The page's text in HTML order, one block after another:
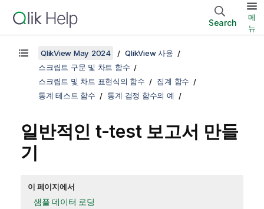
Search
메
뉴
QlikView May 2024
QlikView 사용
스크립트 구문 및 차트 함수
스크립트 및 차트 표현식의 함수
집계 함수
통계 테스트 함수
통계 검정 함수의 예
일반적인 t-test보고서 만들
기
이 페이지에서
샘플 데이터 로딩